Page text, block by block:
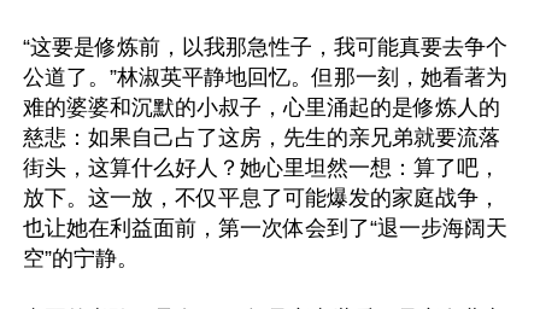
“这要是修炼前，以我那急性子，我可能真要去争个
公道了。”林淑英平静地回忆。但那一刻，她看著为
难的婆婆和沉默的小叔子，心里涌起的是修炼人的
慈悲：如果自己占了这房，先生的亲兄弟就要流落
街头，这算什么好人？她心里坦然一想：算了吧，
放下。这一放，不仅平息了可能爆发的家庭战争，
也让她在利益面前，第一次体会到了“退一步海阔天
空”的宁静。